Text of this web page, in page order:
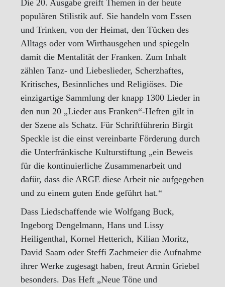
Die 20. Ausgabe greift Themen in der heute
populären Stilistik auf. Sie handeln vom Essen
und Trinken, von der Heimat, den Tücken des
Alltags oder vom Wirthausgehen und spiegeln
damit die Mentalität der Franken. Zum Inhalt
zählen Tanz- und Liebeslieder, Scherzhaftes,
Kritisches, Besinnliches und Religiöses. Die
einzigartige Sammlung der knapp 1300 Lieder in
den nun 20 „Lieder aus Franken“-Heften gilt in
der Szene als Schatz. Für Schriftführerin Birgit
Speckle ist die einst vereinbarte Förderung durch
die Unterfränkische Kulturstiftung „ein Beweis
für die kontinuierliche Zusammenarbeit und
dafür, dass die ARGE diese Arbeit nie aufgegeben
und zu einem guten Ende geführt hat.“
Dass Liedschaffende wie Wolfgang Buck,
Ingeborg Dengelmann, Hans und Lissy
Heiligenthal, Kornel Hetterich, Kilian Moritz,
David Saam oder Steffi Zachmeier die Aufnahme
ihrer Werke zugesagt haben, freut Armin Griebel
besonders. Das Heft „Neue Töne und